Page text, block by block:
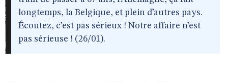
longtemps, la Belgique, et plein d’autres pays.
Écoutez, c’est pas sérieux ! Notre affaire n’est
pas sérieuse ! (26/01).